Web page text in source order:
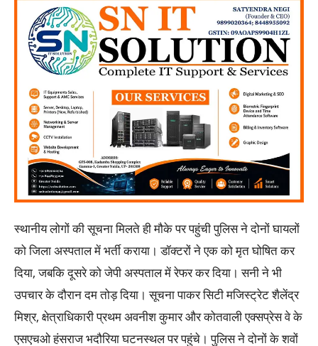
स्थानीय लोगों की सूचना मिलते ही मौके पर पहुंची पुलिस ने दोनों घायलों
को जिला अस्पताल में भर्ती कराया। डॉक्टरों ने एक को मृत घोषित कर
दिया, जबकि दूसरे को जेपी अस्पताल में रेफर कर दिया। सनी ने भी
उपचार के दौरान दम तोड़ दिया। सूचना पाकर सिटी मजिस्ट्रेट शैलेंद्र
मिश्र, क्षेत्राधिकारी प्रथम अवनीश कुमार और कोतवाली एक्सप्रेस वे के
एसएचओ हंसराज भदौरिया घटनस्थल पर पहुंचे। पुलिस ने दोनों के शवों